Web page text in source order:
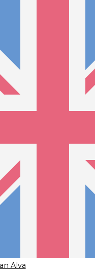
Alva